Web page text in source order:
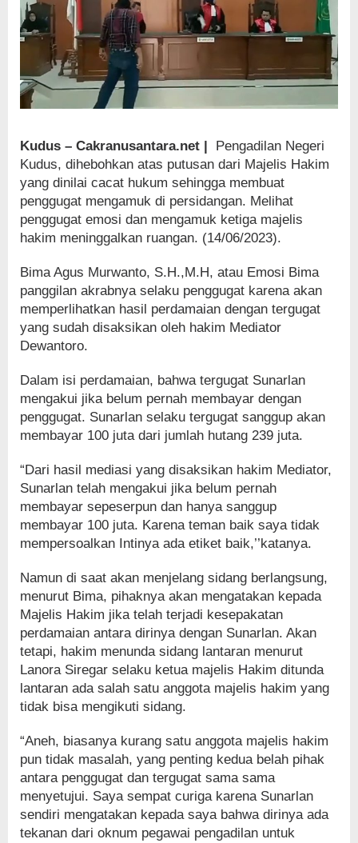
Kudus – Cakranusantara.net |
Pengadilan Negeri
Kudus, dihebohkan atas putusan dari Majelis Hakim
yang dinilai cacat hukum sehingga membuat
penggugat mengamuk di persidangan. Melihat
penggugat emosi dan mengamuk ketiga majelis
hakim meninggalkan ruangan. (14/06/2023).
Bima Agus Murwanto, S.H.,M.H, atau Emosi Bima
panggilan akrabnya selaku penggugat karena akan
memperlihatkan hasil perdamaian dengan tergugat
yang sudah disaksikan oleh hakim Mediator
Dewantoro.
Dalam isi perdamaian, bahwa tergugat Sunarlan
mengakui jika belum pernah membayar dengan
penggugat. Sunarlan selaku tergugat sanggup akan
membayar 100 juta dari jumlah hutang 239 juta.
“Dari hasil mediasi yang disaksikan hakim Mediator,
Sunarlan telah mengakui jika belum pernah
membayar sepeserpun dan hanya sanggup
membayar 100 juta. Karena teman baik saya tidak
mempersoalkan Intinya ada etiket baik,’’katanya.
Namun di saat akan menjelang sidang berlangsung,
menurut Bima, pihaknya akan mengatakan kepada
Majelis Hakim jika telah terjadi kesepakatan
perdamaian antara dirinya dengan Sunarlan. Akan
tetapi, hakim menunda sidang lantaran menurut
Lanora Siregar selaku ketua majelis Hakim ditunda
lantaran ada salah satu anggota majelis hakim yang
tidak bisa mengikuti sidang.
“Aneh, biasanya kurang satu anggota majelis hakim
pun tidak masalah, yang penting kedua belah pihak
antara penggugat dan tergugat sama sama
menyetujui. Saya sempat curiga karena Sunarlan
sendiri mengatakan kepada saya bahwa dirinya ada
tekanan dari oknum pegawai pengadilan untuk